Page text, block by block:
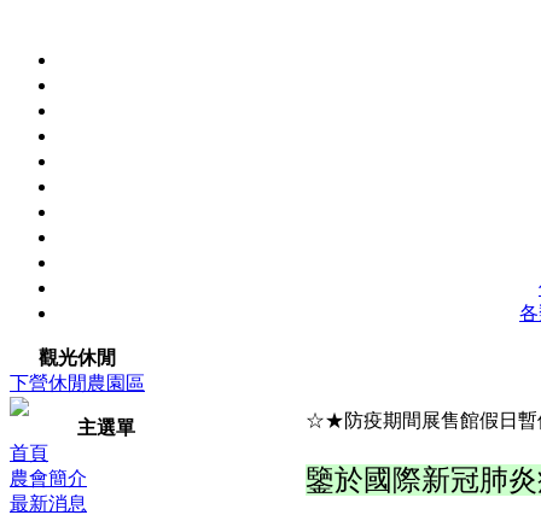
觀光休閒
下營休閒農園區
主選單
首頁
農會簡介
最新消息
☆★防疫期間展售館假日
鑒於國際新冠肺